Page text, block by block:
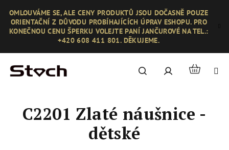
obsah
OMLOUVÁME SE, ALE CENY PRODUKTŮ JSOU DOČASNĚ POUZE
ORIENTAČNÍ Z DŮVODU PROBÍHAJÍCÍCH ÚPRAV ESHOPU. PRO
KONEČNOU CENU ŠPERKU VOLEJTE PANÍ JANČUROVÉ NA TEL.:
+420 608 411 801. DĚKUJEME.
Hledat PřihlášeníNákupní
C2201 Zlaté náušnice -
dětské